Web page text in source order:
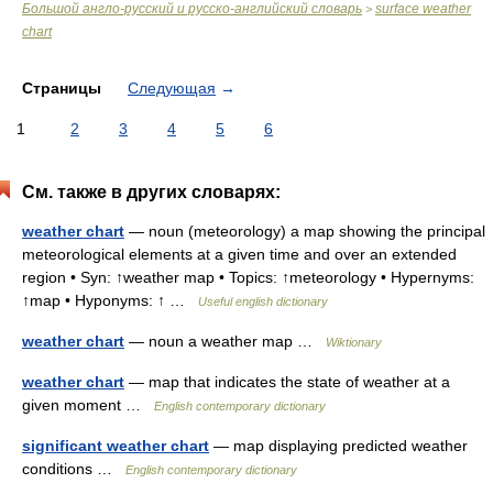
Большой англо-русский и русско-английский словарь > surface weather
chart
Страницы Следующая →
1 2 3 4 5 6
См. также в других словарях:
weather chart — noun (meteorology) a map showing the principal
meteorological elements at a given time and over an extended
region • Syn: ↑weather map • Topics: ↑meteorology • Hypernyms:
↑map • Hyponyms: ↑ …
Useful english dictionary
weather chart — noun a weather map … Wiktionary
weather chart — map that indicates the state of weather at a
given moment …
English contemporary dictionary
significant weather chart — map displaying predicted weather
conditions …
English contemporary dictionary